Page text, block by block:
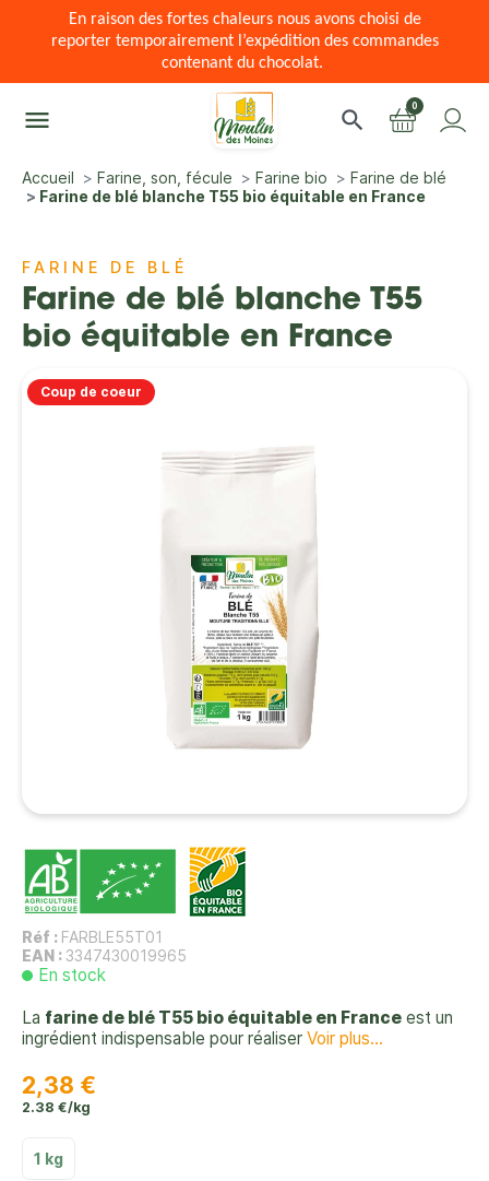
En raison des fortes chaleurs nous avons choisi de
reporter temporairement l’expédition des commandes
contenant du chocolat.
menu search 0
Accueil Farine, son, fécule Farine bio
Farine de blé
Farine de blé blanche T55 bio équitable en France
FARINE DE BLÉ
Farine de blé blanche T55
bio équitable en France
Coup de coeur
Réf : FARBLE55T01
EAN : 3347430019965
En stock
La farine de blé T55 bio équitable en France est un
ingrédient indispensable pour réaliser Voir plus...
2,38 €
2.38 €/kg
1 kg